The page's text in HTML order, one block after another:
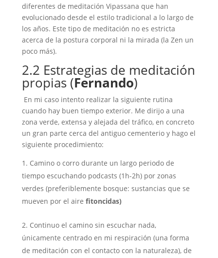
diferentes de meditación Vipassana que han
evolucionado desde el estilo tradicional a lo largo de
los años. Este tipo de meditación no es estricta
acerca de la postura corporal ni la mirada (la Zen un
poco más).
2.2 Estrategias de meditación
propias (Fernando)
En mi caso intento realizar la siguiente rutina
cuando hay buen tiempo exterior. Me dirijo a una
zona verde, extensa y alejada del tráfico, en concreto
un gran parte cerca del antiguo cementerio y hago el
siguiente procedimiento:
Camino o corro durante un largo periodo de
tiempo escuchando podcasts (1h-2h) por zonas
verdes (preferiblemente bosque: sustancias que se
mueven por el aire fitoncidas)
Continuo el camino sin escuchar nada,
únicamente centrado en mi respiración (una forma
de meditación con el contacto con la naturaleza), de